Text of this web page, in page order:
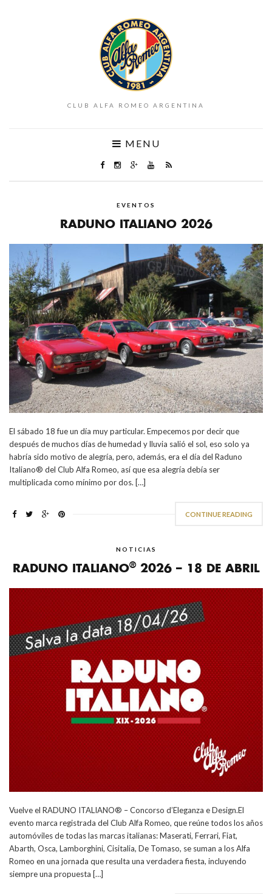
CLUB ALFA ROMEO ARGENTINA
MENU
EVENTOS
RADUNO ITALIANO 2026
El sábado 18 fue un día muy particular. Empecemos por decir que
después de muchos días de humedad y lluvia salió el sol, eso solo ya
habría sido motivo de alegría, pero, además, era el día del Raduno
Italiano® del Club Alfa Romeo, así que esa alegría debía ser
multiplicada como mínimo por dos. […]
CONTINUE READING
NOTICIAS
RADUNO ITALIANO®2026 – 18 DE ABRIL
Vuelve el RADUNO ITALIANO® – Concorso d’Eleganza e Design.El
evento marca registrada del Club Alfa Romeo, que reúne todos los años
automóviles de todas las marcas italianas: Maserati, Ferrari, Fiat,
Abarth, Osca, Lamborghini, Cisitalia, De Tomaso, se suman a los Alfa
Romeo en una jornada que resulta una verdadera fiesta, incluyendo
siempre una propuesta […]